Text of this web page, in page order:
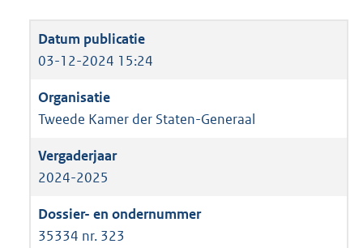
03-12-2024 15:24
Tweede Kamer der Staten-Generaal
2024-2025
35334 nr. 323